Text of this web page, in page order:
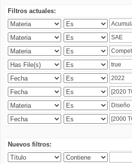
Filtros actuales:
Nuevos filtros: